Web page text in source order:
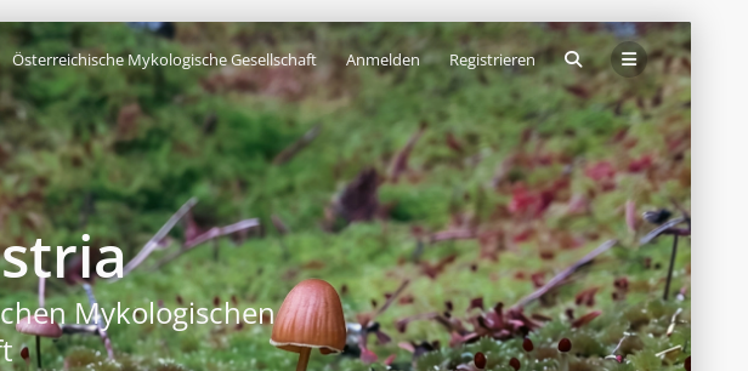
Österreichische Mykologische Gesellschaft Anmelden Registrieren
Mykologischen